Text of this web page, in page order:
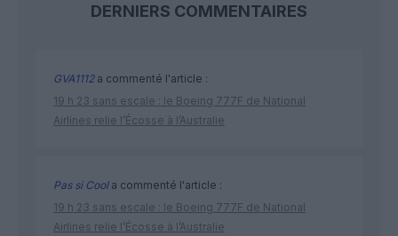
DERNIERS COMMENTAIRES
GVA1112a commenté l'article :
19 h 23 sans escale : le Boeing 777F de National
Airlines relie l’Écosse à l’Australie
Pas si Coola commenté l'article :
19 h 23 sans escale : le Boeing 777F de National
Airlines relie l’Écosse à l’Australie